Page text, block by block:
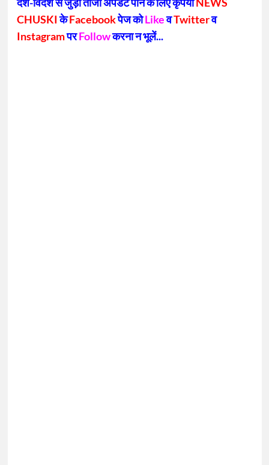
CHUSKIकेFacebookपेज कोLikeवTwitterव
InstagramपरFollowकरना न भूलें...